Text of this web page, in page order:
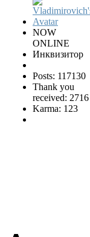
NOW
ONLINE
Инквизитор
Posts: 117130
Thank you
received: 2716
Karma: 123